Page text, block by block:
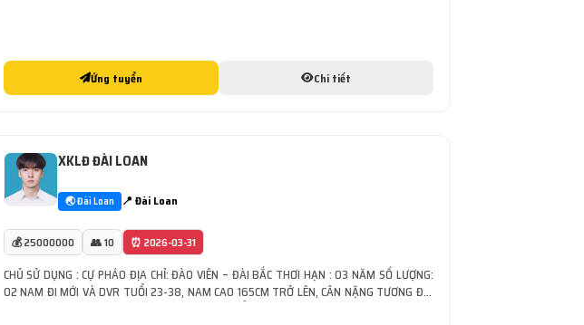
Ứng tuyển Chi tiết
XKLĐ ĐÀI LOAN
🌏 Đài Loan 📍 Đài Loan
💰 25000000 👥 10 ⏰ 2026-03-31
CHỦ SỬ DỤNG : CỰ PHÁ0 ĐỊA CHỈ: ĐÀO VIÊN – ĐÀI BẮC THƠI HẠN : 03 NĂM SỐ LƯỢNG:
02 NAM ĐI MỚI VÀ DVR TUỔI 23-38, NAM CAO 165CM TRỞ LÊN, CÂN NẶNG TƯƠNG ĐỐI